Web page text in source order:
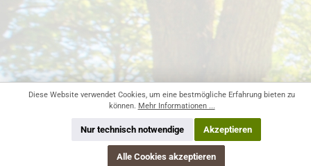
Diese Website verwendet Cookies, um eine bestmögliche Erfahrung bieten zu
können. Mehr Informationen ...
Nur technisch notwendige Akzeptieren
Alle Cookies akzeptieren